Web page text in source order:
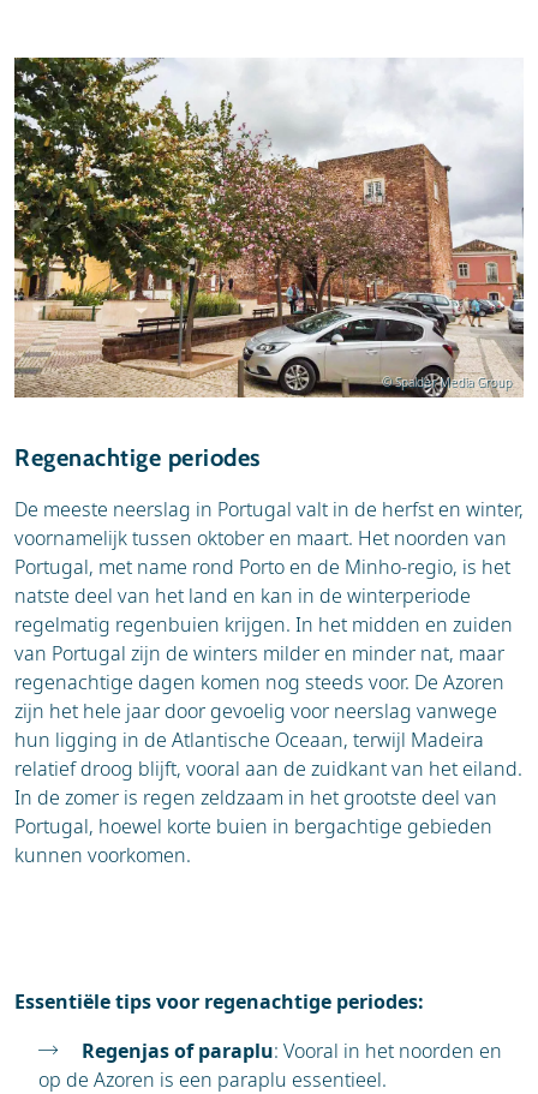
© Spalder Media Group
Regenachtige periodes
De meeste neerslag in Portugal valt in de herfst en winter,
voornamelijk tussen oktober en maart. Het noorden van
Portugal, met name rond Porto en de Minho-regio, is het
natste deel van het land en kan in de winterperiode
regelmatig regenbuien krijgen. In het midden en zuiden
van Portugal zijn de winters milder en minder nat, maar
regenachtige dagen komen nog steeds voor. De Azoren
zijn het hele jaar door gevoelig voor neerslag vanwege
hun ligging in de Atlantische Oceaan, terwijl Madeira
relatief droog blijft, vooral aan de zuidkant van het eiland.
In de zomer is regen zeldzaam in het grootste deel van
Portugal, hoewel korte buien in bergachtige gebieden
kunnen voorkomen.
Essentiële tips voor regenachtige periodes:
Regenjas of paraplu: Vooral in het noorden en
op de Azoren is een paraplu essentieel.